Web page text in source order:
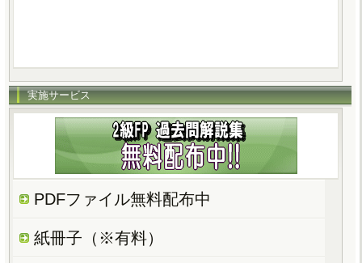
実施サービス
PDFファイル無料配布中
紙冊子（※有料）